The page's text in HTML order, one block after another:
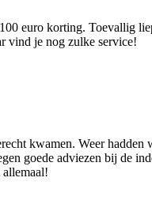
euro korting. Toevallig
vind je nog zulke service!
kwamen. Weer hadden
goede adviezen bij de